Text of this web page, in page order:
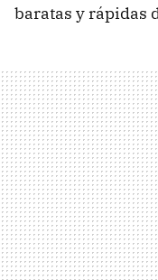
baratas y rápidas